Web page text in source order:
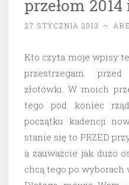
przełom
27 STYCZNIA 2013 ~
Kto czyta moje wpisy
przestrzegam
złotówki. W moich
tego pod koniec
początku kadencji
stanie się to PRZED
a zauważcie jak dużo
chcą tego po wyborach